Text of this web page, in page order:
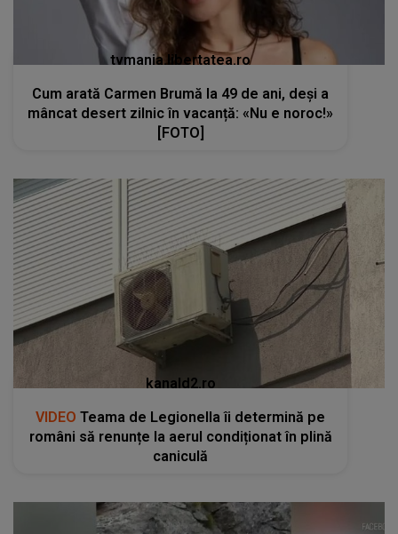
tvmania.libertatea.ro
Cum arată Carmen Brumă la 49 de ani, deși a
mâncat desert zilnic în vacanță: «Nu e noroc!»
[FOTO]
kanald2.ro
VIDEO Teama de Legionella îi determină pe
români să renunțe la aerul condiționat în plină
caniculă